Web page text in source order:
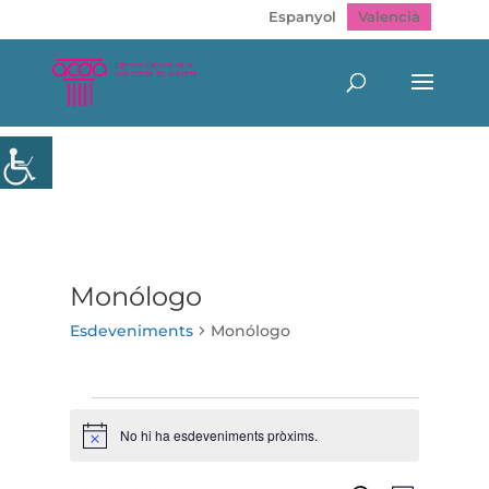
Espanyol Valencià
Monólogo
Esdeveniments Monólogo
Avís No hi ha esdeveniments pròxims.